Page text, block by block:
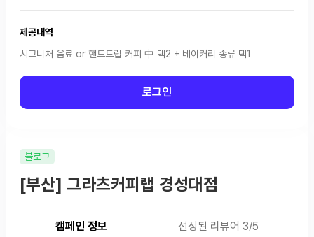
블로그
[부산] 그라츠커피랩 경성대점
캠페인 정보 선정된 리뷰어 3/5
제공내역
시그니처 음료 or 핸드드립 커피 中 택2 + 베이커리 종류 택1
로그인